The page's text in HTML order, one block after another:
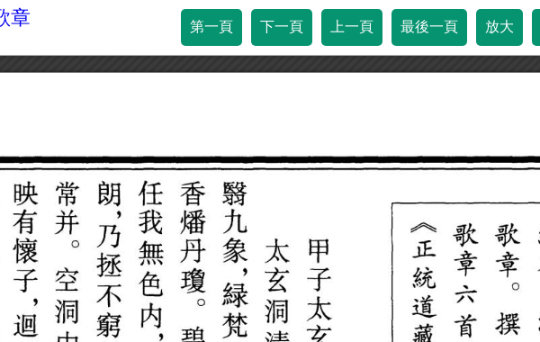
章 第一頁 下一頁 上一頁 最後一頁 放大